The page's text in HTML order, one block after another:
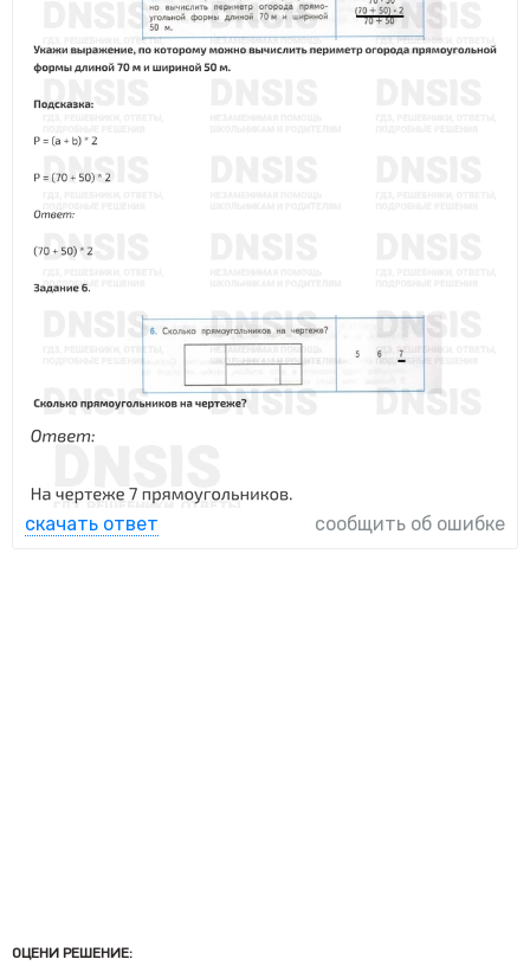
скачать ответ сообщить об ошибке
ОЦЕНИ РЕШЕНИЕ: